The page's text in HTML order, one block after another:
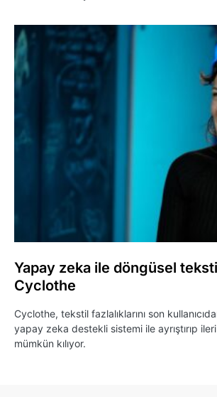
Yapay zeka ile döngüsel
Cyclothe
Cyclothe, tekstil fazlalıklarını son
yapay zeka destekli sistemi ile ayrıştırıp
mümkün kılıyor.